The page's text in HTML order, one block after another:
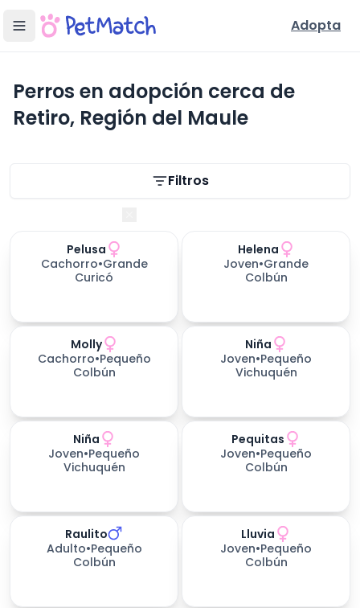
Adopta
Perros en adopción cerca de
Retiro, Región del Maule
Filtros
días esperando
Pelusa
Cachorro•Grande
Curicó
Helena
Joven•Grande
Colbún
días esperando
Molly
Cachorro•Pequeño
Colbún
Niña
Joven•Pequeño
Vichuquén
Niña
Joven•Pequeño
Vichuquén
Pequitas
Joven•Pequeño
Colbún
Raulito
Adulto•Pequeño
Colbún
Lluvia
Joven•Pequeño
Colbún